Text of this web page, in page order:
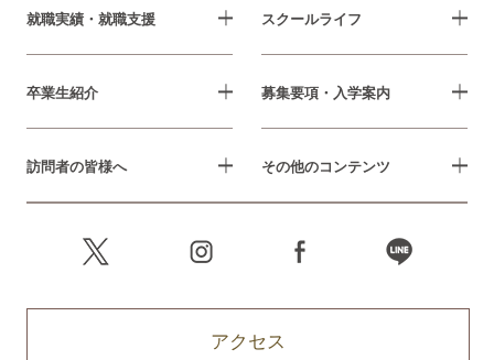
就職実績・就職支援 スクールライフ
卒業生紹介 募集要項・入学案内
訪問者の皆様へ その他のコンテンツ
アクセス